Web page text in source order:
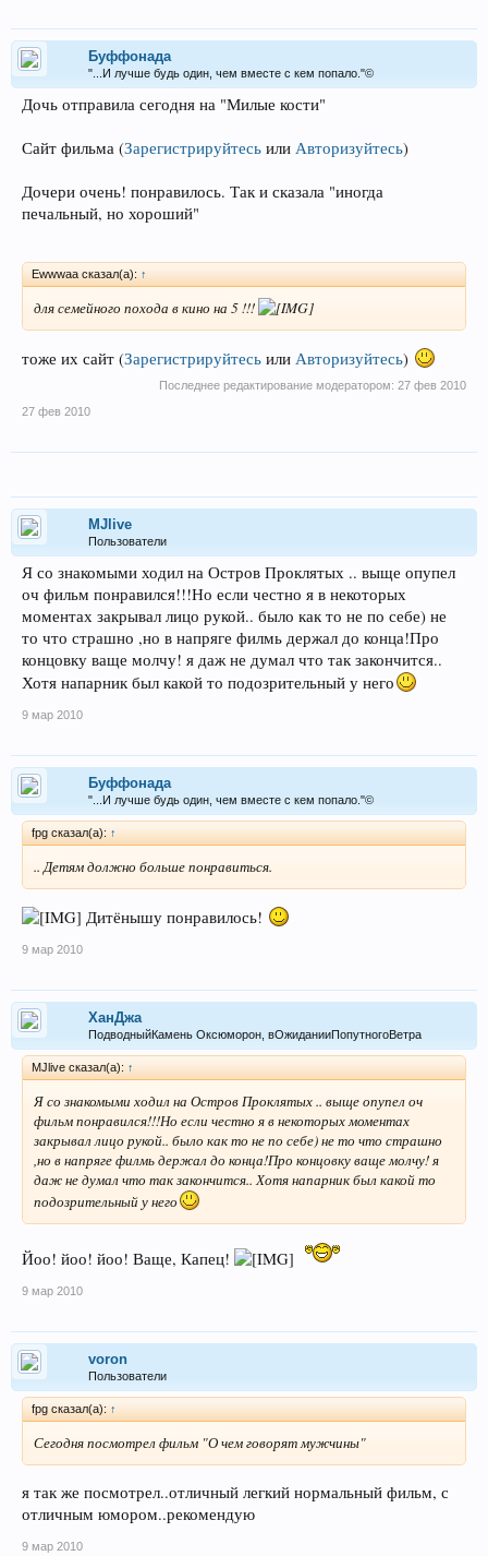
Буффонада
"...И лучше будь один, чем вместе с кем попало."©
Дочь отправила сегодня на "Милые кости"
Сайт фильма (Зарегистрируйтесь или Авторизуйтесь)
Дочери очень! понравилось. Так и сказала "иногда
печальный, но хороший"
Ewwwaa сказал(а): ↑
для семейного похода в кино на 5 !!!
тоже их сайт (Зарегистрируйтесь или Авторизуйтесь)
Последнее редактирование модератором: 27 фев 2010
27 фев 2010
MJlive
Пользователи
Я со знакомыми ходил на Остров Проклятых .. выще опупел
оч фильм понравился!!!Но если честно я в некоторых
моментах закрывал лицо рукой.. было как то не по себе) не
то что страшно ,но в напряге филмь держал до конца!Про
концовку ваще молчу! я даж не думал что так закончится..
Хотя напарник был какой то подозрительный у него
9 мар 2010
Буффонада
"...И лучше будь один, чем вместе с кем попало."©
fpg сказал(а): ↑
.. Детям должно больше понравиться.
Дитёнышу понравилось!
9 мар 2010
ХанДжа
ПодводныйКамень Оксюморон, вОжиданииПопутногоВетра
MJlive сказал(а): ↑
Я со знакомыми ходил на Остров Проклятых .. выще опупел оч
фильм понравился!!!Но если честно я в некоторых моментах
закрывал лицо рукой.. было как то не по себе) не то что страшно
,но в напряге филмь держал до конца!Про концовку ваще молчу! я
даж не думал что так закончится.. Хотя напарник был какой то
подозрительный у него
Йоо! йоо! йоо! Ваще, Капец!
9 мар 2010
voron
Пользователи
fpg сказал(а): ↑
Сегодня посмотрел фильм "О чем говорят мужчины"
я так же посмотрел..отличный легкий нормальный фильм, с
отличным юмором..рекомендую
9 мар 2010